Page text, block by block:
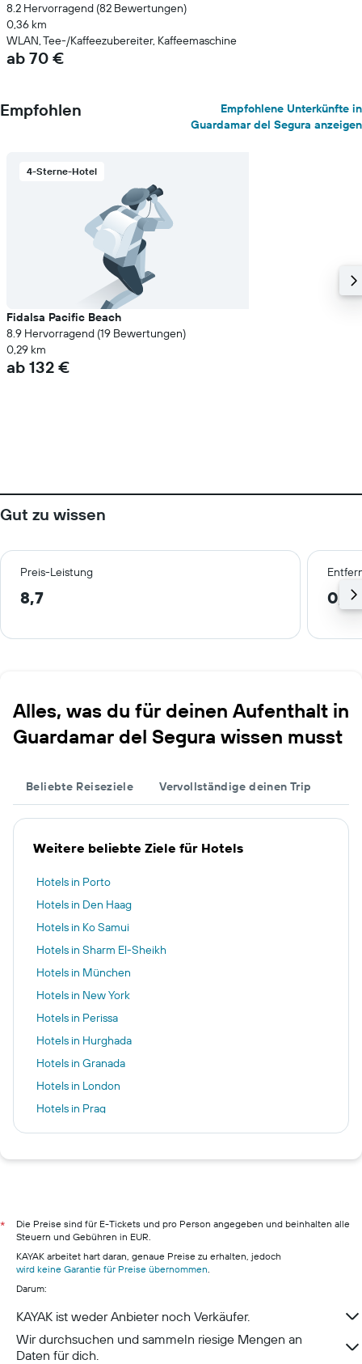
8.2 Hervorragend (82 Bewertungen)
0,36 km
WLAN, Tee-/Kaffeezubereiter, Kaffeemaschine
ab 70 €
Empfohlen
Empfohlene Unterkünfte in
Guardamar del Segura anzeigen
4-Sterne-Hotel
Fidalsa Pacific Beach
8.9 Hervorragend (19 Bewertungen)
0,29 km
ab 132 €
Gut zu wissen
Preis-Leistung
8,7 0,8
Alles, was du für deinen Aufenthalt in
Guardamar del Segura wissen musst
Beliebte Reiseziele Vervollständige deinen Trip
Weitere beliebte Ziele für Hotels
Hotels in Porto
Hotels in Den Haag
Hotels in Ko Samui
Hotels in Sharm El-Sheikh
Hotels in München
Hotels in New York
Hotels in Perissa
Hotels in Hurghada
Hotels in Granada
Hotels in London
Hotels in Prag
Hotels in Reykjavík
Hotels in Pillig
Hotels in Warnemünde
Hotels in Neustadt in Holstein
Hotels in Berchtesgaden
*
Die Preise sind für E-Tickets und pro Person angegeben und beinhalten alle
Steuern und Gebühren in EUR.
KAYAK arbeitet hart daran, genaue Preise zu erhalten, jedoch
wird keine Garantie für Preise übernommen.
Darum:
KAYAK ist weder Anbieter noch Verkäufer.
Wir durchsuchen und sammeln riesige Mengen an
Daten für dich.